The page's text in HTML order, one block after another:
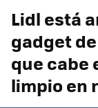
Lidl está
gadget
que cabe
limpio en